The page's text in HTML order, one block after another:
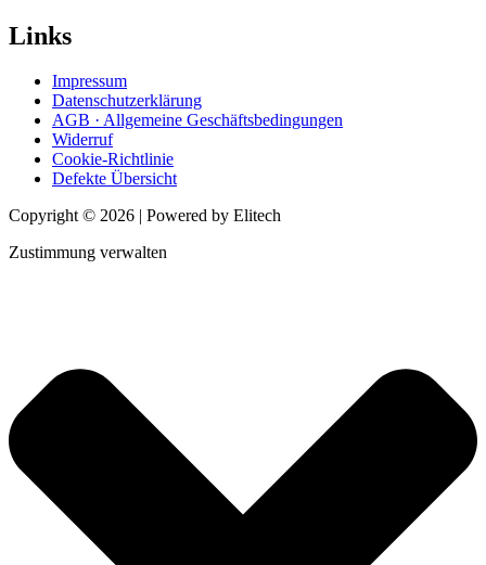
Links
Impressum
Datenschutzerklärung
AGB · Allgemeine Geschäftsbedingungen
Widerruf
Cookie-Richtlinie
Defekte Übersicht
Copyright © 2026 | Powered by Elitech
Zustimmung verwalten